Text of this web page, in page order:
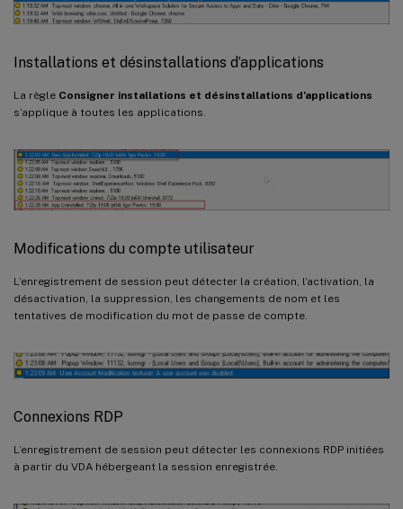
Installations et désinstallations d’applications
La règle Consigner installations et désinstallations d’applications
s’applique à toutes les applications.
Modifications du compte utilisateur
L’enregistrement de session peut détecter la création, l’activation, la
désactivation, la suppression, les changements de nom et les
tentatives de modification du mot de passe de compte.
Connexions RDP
L’enregistrement de session peut détecter les connexions RDP initiées
à partir du VDA hébergeant la session enregistrée.